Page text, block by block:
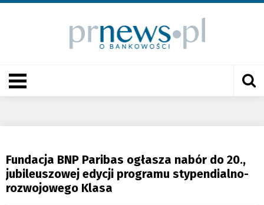
Fundacja BNP Paribas ogłasza nabór do 20.,
jubileuszowej edycji programu stypendialno-
rozwojowego Klasa